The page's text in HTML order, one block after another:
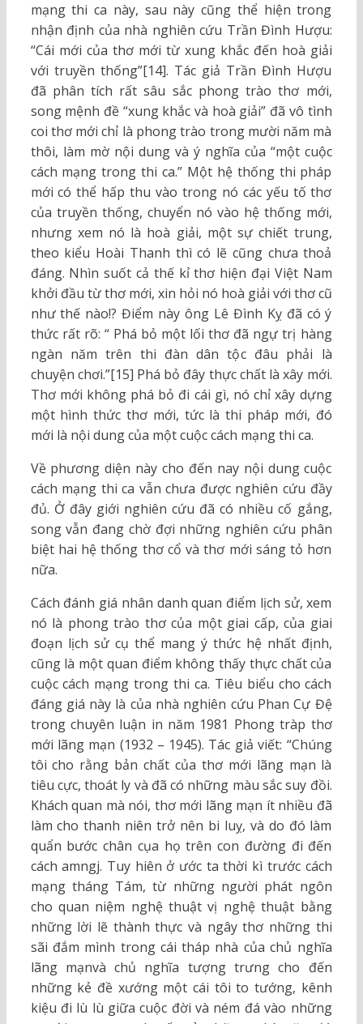
mạng thi ca này, sau này cũng thể hiện trong
nhận định của nhà nghiên cứu Trần Đình Hượu:
“Cái mới của thơ mới từ xung khắc đến hoà giải
với truyền thống”[14]. Tác giả Trần Đình Hượu
đã phân tích rất sâu sắc phong trào thơ mới,
song mệnh đề “xung khắc và hoà giải” đã vô tình
coi thơ mới chỉ là phong trào trong mười năm mà
thôi, làm mờ nội dung và ý nghĩa của “một cuộc
cách mạng trong thi ca.” Một hệ thống thi pháp
mới có thể hấp thu vào trong nó các yếu tố thơ
của truyền thống, chuyển nó vào hệ thống mới,
nhưng xem nó là hoà giải, một sự chiết trung,
theo kiểu Hoài Thanh thì có lẽ cũng chưa thoả
đáng. Nhìn suốt cả thế kỉ thơ hiện đại Việt Nam
khởi đầu từ thơ mới, xin hỏi nó hoà giải với thơ cũ
như thế nào!? Điểm này ông Lê Đình Kỵ đã có ý
thức rất rõ: “ Phá bỏ một lối thơ đã ngự trị hàng
ngàn năm trên thi đàn dân tộc đâu phải là
chuyện chơi.”[15] Phá bỏ đây thực chất là xây mới.
Thơ mới không phá bỏ đi cái gì, nó chỉ xây dựng
một hình thức thơ mới, tức là thi pháp mới, đó
mới là nội dung của một cuộc cách mạng thi ca.
Về phương diện này cho đến nay nội dung cuộc
cách mạng thi ca vẫn chưa được nghiên cứu đầy
đủ. Ở đây giới nghiên cứu đã có nhiều cố gắng,
song vẫn đang chờ đợi những nghiên cứu phân
biệt hai hệ thống thơ cổ và thơ mới sáng tỏ hơn
nữa.
Cách đánh giá nhân danh quan điểm lịch sử, xem
nó là phong trào thơ của một giai cấp, của giai
đoạn lịch sử cụ thể mang ý thức hệ nhất định,
cũng là một quan điểm không thấy thực chất của
cuộc cách mạng trong thi ca. Tiêu biểu cho cách
đáng giá này là của nhà nghiên cứu Phan Cự Đệ
trong chuyên luận in năm 1981 Phong tràp thơ
mới lãng mạn (1932 – 1945). Tác giả viết: “Chúng
tôi cho rằng bản chất của thơ mới lãng mạn là
tiêu cực, thoát ly và đã có những màu sắc suy đồi.
Khách quan mà nói, thơ mới lãng mạn ít nhiều đã
làm cho thanh niên trở nên bi luỵ, và do đó làm
quẩn bước chân cụa họ trên con đường đi đến
cách amngj. Tuy hiên ở ước ta thời kì trước cách
mạng tháng Tám, từ những người phát ngôn
cho quan niệm nghệ thuật vị nghệ thuật bằng
những lời lẽ thành thực và ngây thơ những thi
sãi đắm mình trong cái tháp nhà của chủ nghĩa
lãng mạnvà chủ nghĩa tượng trưng cho đến
những kẻ đề xướng một cái tôi to tướng, kênh
kiệu đi lù lù giữa cuộc đời và ném đá vào những